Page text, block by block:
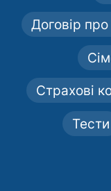
Договір
Страхові
Тести